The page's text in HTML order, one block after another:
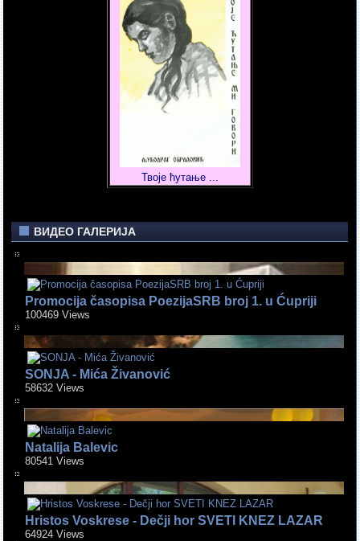
Твоје ћутање ...
ВИДЕО ГАЛЕРИЈА
Promocija časopisa PoezijaSRB broj 1. u Ćupriji
100469 Views
SONJA - Mića Živanović
58632 Views
Natalija Balevic
80541 Views
Hristos Voskrese - Dečji hor SVETI KNEZ LAZAR
64924 Views